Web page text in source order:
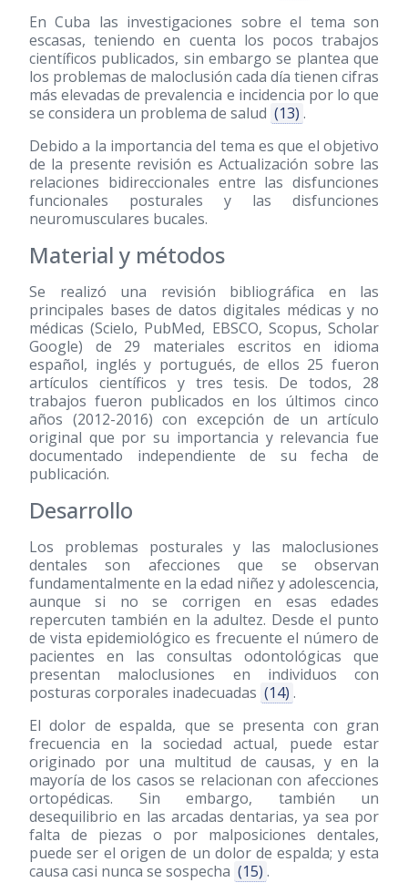
En Cuba las investigaciones sobre el tema son
escasas, teniendo en cuenta los pocos trabajos
científicos publicados, sin embargo se plantea que
los problemas de maloclusión cada día tienen cifras
más elevadas de prevalencia e incidencia por lo que
se considera un problema de salud (13) .
Debido a la importancia del tema es que el objetivo
de la presente revisión es Actualización sobre las
relaciones bidireccionales entre las disfunciones
funcionales posturales y las disfunciones
neuromusculares bucales.
Material y métodos
Se realizó una revisión bibliográfica en las
principales bases de datos digitales médicas y no
médicas (Scielo, PubMed, EBSCO, Scopus, Scholar
Google) de 29 materiales escritos en idioma
español, inglés y portugués, de ellos 25 fueron
artículos científicos y tres tesis. De todos, 28
trabajos fueron publicados en los últimos cinco
años (2012-2016) con excepción de un artículo
original que por su importancia y relevancia fue
documentado independiente de su fecha de
publicación.
Desarrollo
Los problemas posturales y las maloclusiones
dentales son afecciones que se observan
fundamentalmente en la edad niñez y adolescencia,
aunque si no se corrigen en esas edades
repercuten también en la adultez. Desde el punto
de vista epidemiológico es frecuente el número de
pacientes en las consultas odontológicas que
presentan maloclusiones en individuos con
posturas corporales inadecuadas (14) .
El dolor de espalda, que se presenta con gran
frecuencia en la sociedad actual, puede estar
originado por una multitud de causas, y en la
mayoría de los casos se relacionan con afecciones
ortopédicas. Sin embargo, también un
desequilibrio en las arcadas dentarias, ya sea por
falta de piezas o por malposiciones dentales,
puede ser el origen de un dolor de espalda; y esta
causa casi nunca se sospecha (15) .